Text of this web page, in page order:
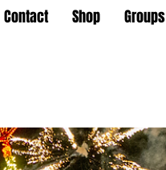
Contact Shop Groups